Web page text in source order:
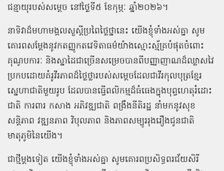
ជន្មាយុរបស់សម្ដេច នៅថ្ងៃទី៥ ខែកុម្ភៈ ឆ្នាំ២០២៦។
នាទិវាដ៏មហាមង្គលសួស្តីប្រពៃថ្លៃថ្នានេះ យើងខ្ញុំទាំងអស់គ្នា សូម
គោរពសម្តែងនូវកតញ្ញូកតវេទិតាធម៌យ៉ាងស្មោះស្ម័គ្របំផុតចំពោះ
គុណូបការៈ និងស្នាដៃជាច្រើនសម្រេចបានពីបញ្ញាញាណដ៏ឈ្លាសវៃ
ប្រកបដោយគំរូវីរភាពដ៏ថ្លៃថ្លារបស់សម្តេចដែលជាវីរកុលបុត្រខ្មែរ
ស្នេហាជាតិមួយរូប ដែលបានធ្វើពលិកម្មដ៏ធំធេងក្នុងបុព្វហេតុរំដោះ
ជាតិ ការពារ កសាង អភិវឌ្ឍជាតិ ពង្រឹងនីតិរដ្ឋ នាំមកនូវសុខ
សន្តិភាព វឌ្ឍនភាព វិបុលភាព និងភាពសម្បូររុងរឿងជូនជាតិ
មាតុភូមិនៃយើង។
ជាថ្មីម្តងទៀត យើងខ្ញុំទាំងអស់គ្នា សូមគោរពប្រសិទ្ធពរជ័យសិរី